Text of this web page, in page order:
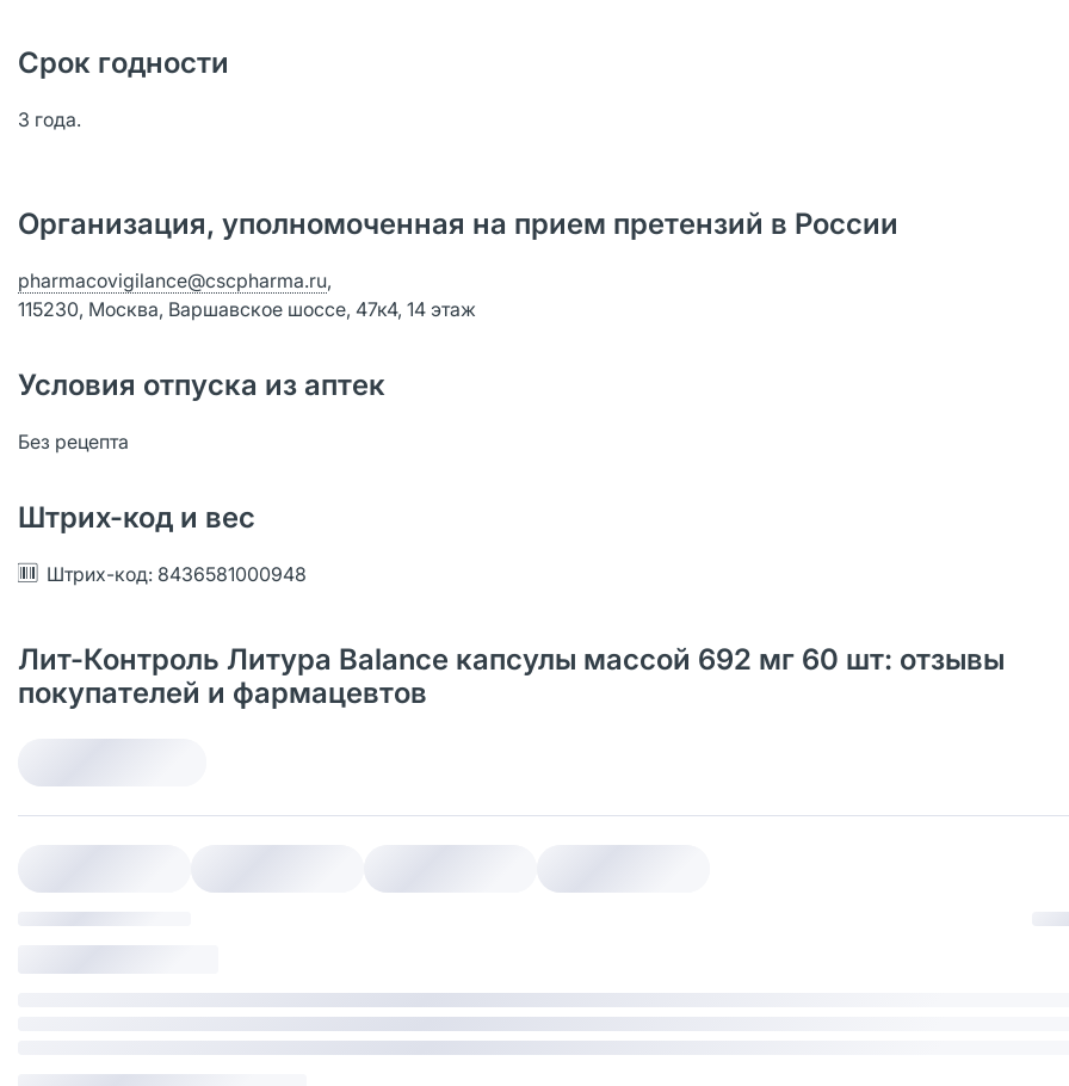
Срок годности
3 года.
Организация, уполномоченная на прием претензий в России
pharmacovigilance@cscpharma.ru,
115230, Москва, Варшавское шоссе, 47к4, 14 этаж
Условия отпуска из аптек
Без рецепта
Штрих-код и вес
Штрих-код: 8436581000948
Лит-Контроль Литура Balance капсулы массой 692 мг 60 шт: отзывы
покупателей и фармацевтов